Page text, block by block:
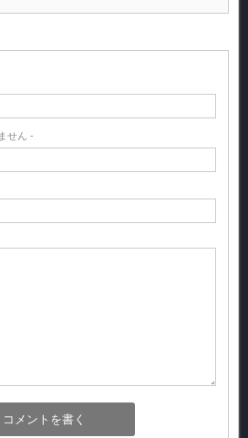
せん -